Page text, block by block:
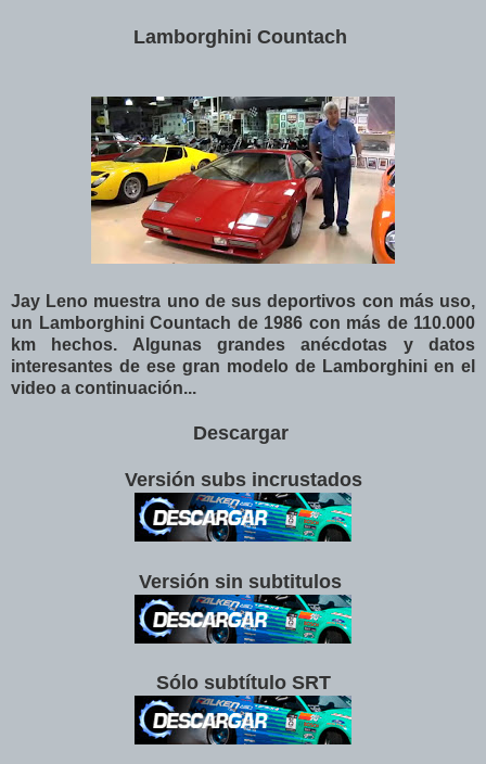
Lamborghini Countach
Jay Leno muestra uno de sus deportivos con más uso,
un Lamborghini Countach de 1986 con más de 110.000
km hechos. Algunas grandes anécdotas y datos
interesantes de ese gran modelo de Lamborghini en el
video a continuación...
Descargar
Versión subs incrustados
Versión sin subtitulos
Sólo subtítulo SRT